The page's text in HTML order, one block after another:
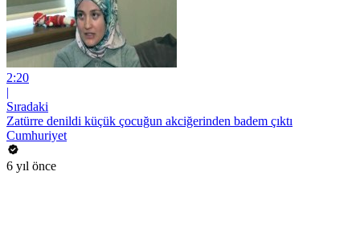
2:20
|
Sıradaki
Zatürre denildi küçük çocuğun akciğerinden badem çıktı
Cumhuriyet
6 yıl önce